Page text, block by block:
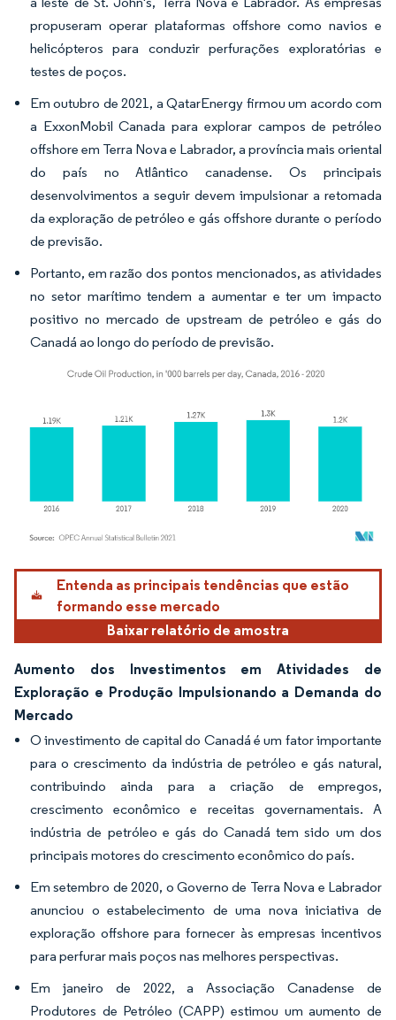
propuseram operar plataformas offshore como navios e
helicópteros para conduzir perfurações exploratórias e
testes de poços.
Em outubro de 2021, a QatarEnergy firmou um acordo com
a ExxonMobil Canada para explorar campos de petróleo
offshore em Terra Nova e Labrador, a província mais oriental
do país no Atlântico canadense. Os principais
desenvolvimentos a seguir devem impulsionar a retomada
da exploração de petróleo e gás offshore durante o período
de previsão.
Portanto, em razão dos pontos mencionados, as atividades
no setor marítimo tendem a aumentar e ter um impacto
positivo no mercado de upstream de petróleo e gás do
Canadá ao longo do período de previsão.
Imagem © Mordor Intelligence. O reuso requer atribuição conforme CC BY 4.0.
Entenda as principais tendências que estão
formando esse mercado
Baixar relatório de amostra
Aumento dos Investimentos em Atividades de
Exploração e Produção Impulsionando a Demanda do
Mercado
O investimento de capital do Canadá é um fator importante
para o crescimento da indústria de petróleo e gás natural,
contribuindo ainda para a criação de empregos,
crescimento econômico e receitas governamentais. A
indústria de petróleo e gás do Canadá tem sido um dos
principais motores do crescimento econômico do país.
Em setembro de 2020, o Governo de Terra Nova e Labrador
anunciou o estabelecimento de uma nova iniciativa de
exploração offshore para fornecer às empresas incentivos
para perfurar mais poços nas melhores perspectivas.
Em janeiro de 2022, a Associação Canadense de
Produtores de Petróleo (CAPP) estimou um aumento de